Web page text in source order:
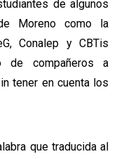
de algunos
Moreno como la
Conalep y CBTis
de compañeros a
tener en cuenta los
que traducida al